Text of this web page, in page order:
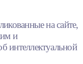
на сайте,
и
интеллектуальной